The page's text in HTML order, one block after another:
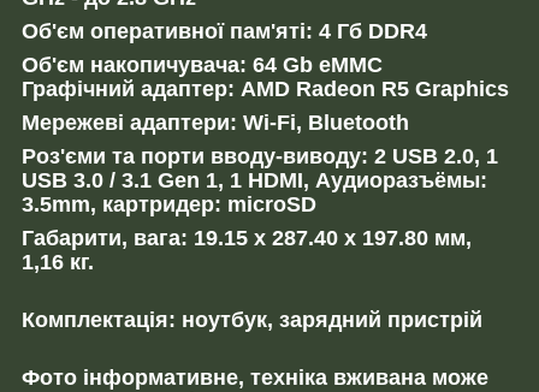
Об'єм оперативної пам'яті: 4 Гб DDR4
Об'єм накопичувача: 64 Gb eMMC
Графічний адаптер: AMD Radeon R5 Graphics
Мережеві адаптери: Wi-Fi, Bluetooth
Роз'єми та порти вводу-виводу: 2 USB 2.0, 1
USB 3.0 / 3.1 Gen 1, 1 HDMI, Аудиоразъёмы:
3.5mm, картридер: microSD
Габарити, вага: 19.15 x 287.40 x 197.80 мм,
1,16 кг.
Комплектація: ноутбук, зарядний пристрій
Фото інформативне, техніка вживана може